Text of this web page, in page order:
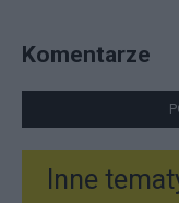
Komentarze
Inne